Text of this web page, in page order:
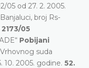
05 od 27. 2. 2005.
broj Rs-
2173/05
Pobijani
suda
10. 2005. godine. 52.